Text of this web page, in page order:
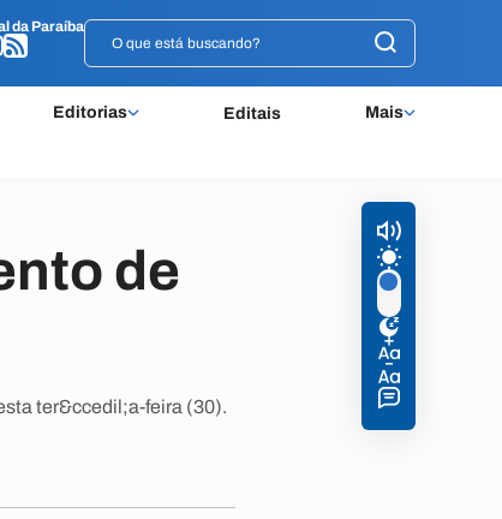
da Paraíba
Editorias Editais Mais
da Paraíba
de
ter&ccedil;a-feira (30).